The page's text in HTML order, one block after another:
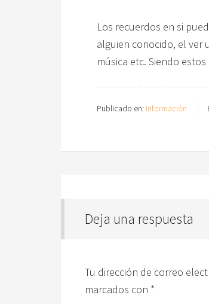
Los recuerdos en si
alguien conocido, el ver
música etc. Siendo
Publicado en: Información
Deja una respuesta
Tu dirección de correo
marcados con *